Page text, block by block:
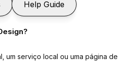
Help Guide
um serviço local ou uma página de